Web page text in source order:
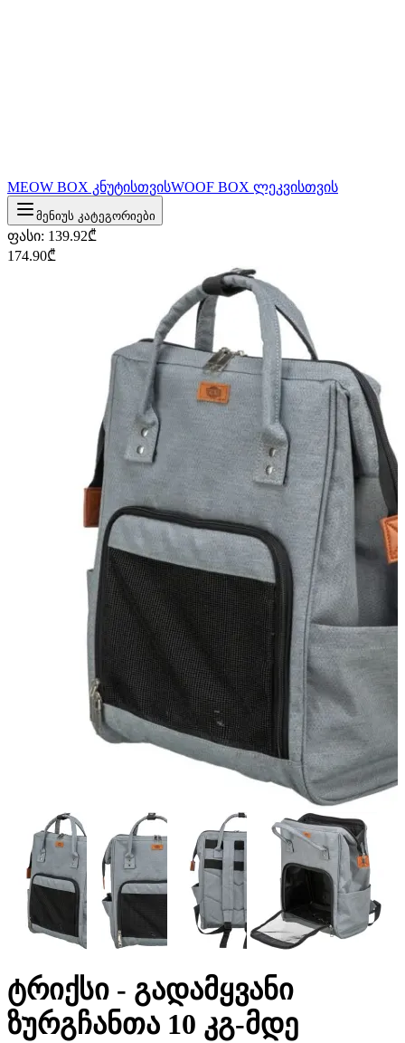
MEOW BOX კნუტისთვისWOOF BOX ლეკვისთვის
მენიუს კატეგორიები
ფასი: 139.92₾
174.90₾
ტრიქსი - გადამყვანი
ზურგჩანთა 10 კგ-მდე